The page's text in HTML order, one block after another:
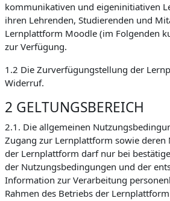
kommunikativen und eigeninitiativen
ihren Lehrenden, Studierenden und
Lernplattform Moodle (im Folgenden
zur Verfügung.
1.2 Die Zurverfügungstellung der
Widerruf.
2 GELTUNGSBEREICH
2.1. Die allgemeinen
Zugang zur Lernplattform sowie deren
der Lernplattform darf nur bei
der Nutzungsbedingungen und der
Information zur Verarbeitung
Rahmen des Betriebs der